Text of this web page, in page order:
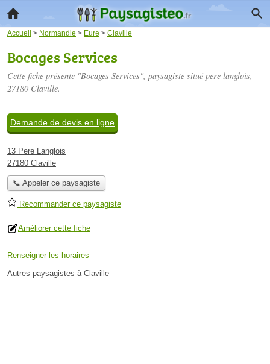
Accueil > Normandie > Eure > Claville
Bocages Services
Cette fiche présente "Bocages Services", paysagiste situé pere langlois,
27180 Claville.
Demande de devis en ligne
13 Pere Langlois
27180 Claville
📞 Appeler ce paysagiste
Recommander ce paysagiste
Améliorer cette fiche
Renseigner les horaires
Autres paysagistes à Claville